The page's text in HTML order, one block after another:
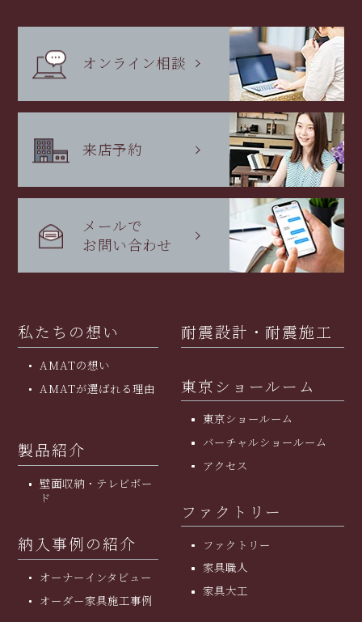
オンライン相談
来店予約
メールで
お問い合わせ
私たちの想い
AMATの想い
AMATが選ばれる理由
製品紹介
壁面収納・テレビボー
ド
納入事例の紹介
オーナーインタビュー
オーダー家具施工事例
耐震設計・耐震施工
東京ショールーム
東京ショールーム
バーチャルショールーム
アクセス
ファクトリー
ファクトリー
家具職人
家具大工